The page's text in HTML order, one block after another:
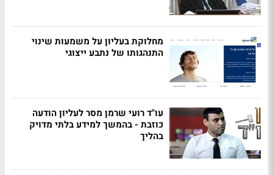
מחלוקת בעליון על משמעות שינוי
התנהגותו של נתבע ייצוגי
עו"ד רועי שרמן מסר לעליון הודעה
כוזבת - בהמשך למידע בלתי מדויק
בהליך